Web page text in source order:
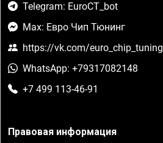
Telegram: EuroCT_bot
Max: Евро Чип Тюнинг
https://vk.com/euro_chip_tuning
WhatsApp: +79317082148
+7 499 113-46-91
Правовая информация